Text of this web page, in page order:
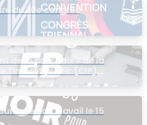
du 20e congrès
de la procédure de la
l’intérêt public (CIP)
le lieu de travail le 15